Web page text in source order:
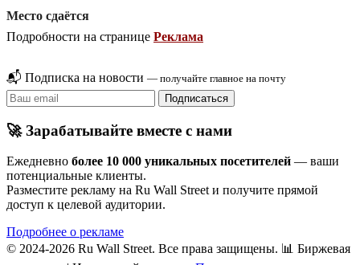
Место сдаётся
Подробности на странице Реклама
📬 Подписка на новости — получайте главное на почту
Подписаться
🚀 Зарабатывайте вместе с нами
Ежедневно более 10 000 уникальных посетителей — ваши
потенциальные клиенты.
Разместите рекламу на Ru Wall Street и получите прямой
доступ к целевой аудитории.
Подробнее о рекламе
© 2024-2026 Ru Wall Street. Все права защищены. 📊 Биржевая